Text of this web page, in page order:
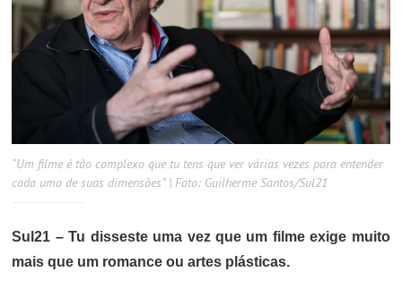
“Um filme é tão complexo que tu tens que ver várias vezes para entender
cada uma de suas dimensões” | Foto: Guilherme Santos/Sul21
Sul21 – Tu disseste uma vez que um filme exige muito
mais que um romance ou artes plásticas.